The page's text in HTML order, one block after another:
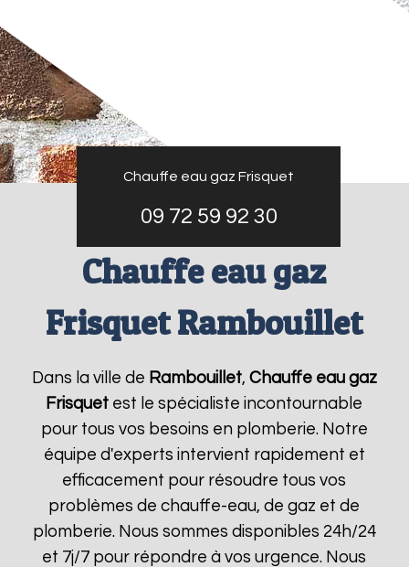
Chauffe eau gaz Frisquet
09 72 59 92 30
Chauffe eau gaz
Frisquet Rambouillet
Dans la ville de Rambouillet, Chauffe eau gaz
Frisquet est le spécialiste incontournable
pour tous vos besoins en plomberie. Notre
équipe d'experts intervient rapidement et
efficacement pour résoudre tous vos
problèmes de chauffe-eau, de gaz et de
plomberie. Nous sommes disponibles 24h/24
et 7j/7 pour répondre à vos urgence. Nous